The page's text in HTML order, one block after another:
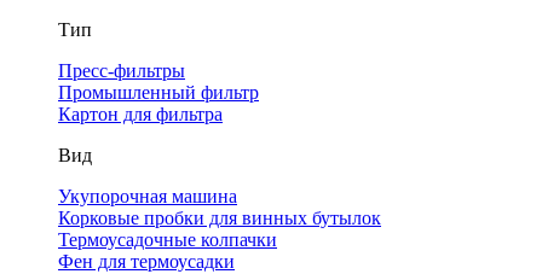
Тип
Пресс-фильтры
Промышленный фильтр
Картон для фильтра
Вид
Укупорочная машина
Корковые пробки для винных бутылок
Термоусадочные колпачки
Фен для термоусадки